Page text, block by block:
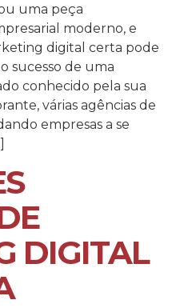
uma peça
moderno, e
digital certa pode
sucesso de uma
conhecido pela sua
várias agências de
empresas a se
DIGITAL